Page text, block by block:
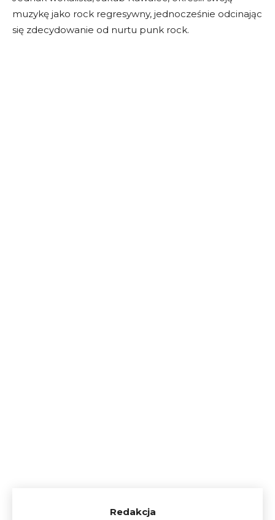
muzykę jako rock regresywny, jednocześnie odcinając
się zdecydowanie od nurtu punk rock.
Redakcja